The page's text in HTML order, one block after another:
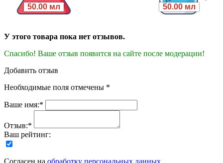
50.00 мл 50.00 мл
У этого товара пока нет отзывов.
Спасибо! Ваше отзыв появится на сайте после модерации!
Добавить отзыв
Необходимые поля отмечены *
Ваше имя:*
Отзыв:*
Ваш рейтинг:
Согласен на обработку персональных данных